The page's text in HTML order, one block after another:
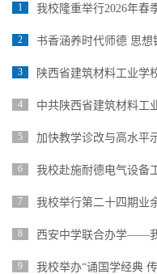
1 我校隆重举行2026年春
2 书香涵养时代师德 思想
3 陕西省建筑材料工业学
4 中共陕西省建筑材料工
5 加快教学诊改与高水平
6 我校赴施耐德电气设备
7 我校举行第二十四期业
8 西安中学联合办学——
9 我校举办“诵国学经典